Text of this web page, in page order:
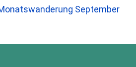
September